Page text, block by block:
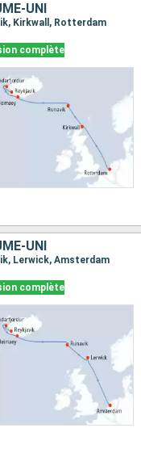
UNI
Kirkwall, Rotterdam
complète
UNI
Lerwick, Amsterdam
complète